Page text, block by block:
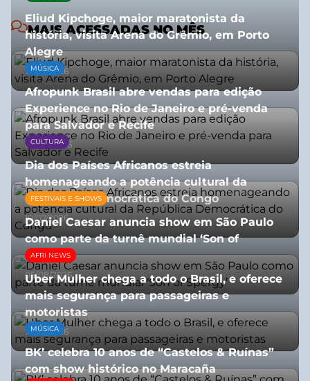
MAIS ACESSADAS NO MÊS
Eliud Kipchoge, maior maratonista da
história, visita Arena do Grêmio, em Porto
Alegre
10/07/2026
MÚSICA
Afropunk Brasil abre vendas para edição
Experience no Rio de Janeiro e pré-venda
para Salvador e Recife
03/08/2026
CULTURA
Dia dos Países Africanos estreia
homenageando a potência cultural da
República Democrática do Congo
10/07/2026
FESTIVAIS E SHOWS
Daniel Caesar anuncia show em São Paulo
como parte da turnê mundial ‘Son of
Spergy’
05/08/2026
AFRI NEWS
Uber Mulher chega a todo o Brasil, e oferece
mais segurança para passageiras e
motoristas
10/07/2026
MÚSICA
BK’ celebra 10 anos de “Castelos & Ruínas”
com show histórico no Maracaña